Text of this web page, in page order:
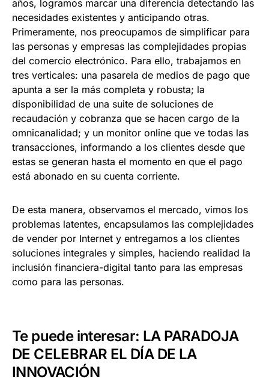
años, logramos marcar una diferencia detectando las
necesidades existentes y anticipando otras.
Primeramente, nos preocupamos de simplificar para
las personas y empresas las complejidades propias
del comercio electrónico. Para ello, trabajamos en
tres verticales: una pasarela de medios de pago que
apunta a ser la más completa y robusta; la
disponibilidad de una suite de soluciones de
recaudación y cobranza que se hacen cargo de la
omnicanalidad; y un monitor online que ve todas las
transacciones, informando a los clientes desde que
estas se generan hasta el momento en que el pago
está abonado en su cuenta corriente.
De esta manera, observamos el mercado, vimos los
problemas latentes, encapsulamos las complejidades
de vender por Internet y entregamos a los clientes
soluciones integrales y simples, haciendo realidad la
inclusión financiera-digital tanto para las empresas
como para las personas.
Te puede interesar: LA PARADOJA
DE CELEBRAR EL DÍA DE LA
INNOVACIÓN